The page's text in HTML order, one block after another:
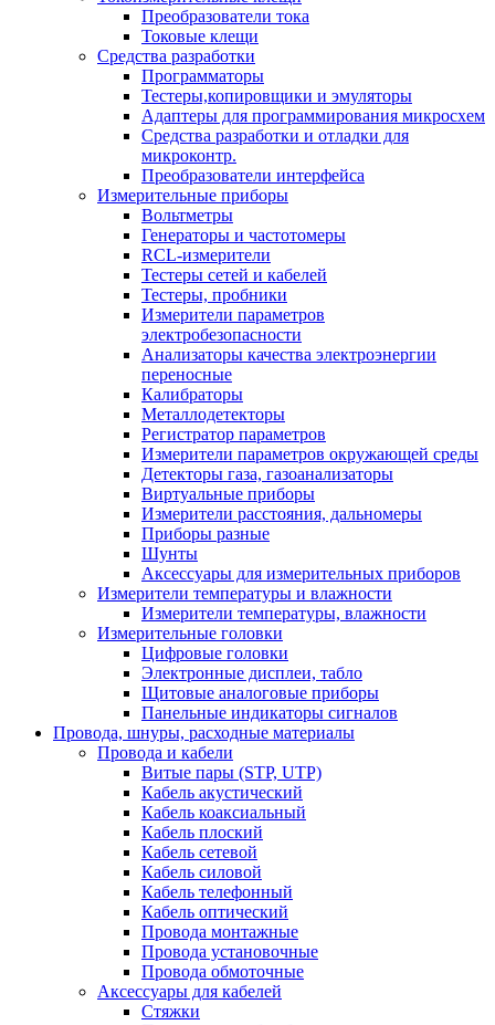
Преобразователи тока
Токовые клещи
Средства разработки
Программаторы
Тестеры,копировщики и эмуляторы
Адаптеры для программирования микросхем
Cредства разработки и отладки для
микроконтр.
Преобразователи интерфейса
Измерительные приборы
Вольтметры
Генераторы и частотомеры
RCL-измерители
Тестеры сетей и кабелей
Тестеры, пробники
Измерители параметров
электробезопасности
Анализаторы качества электроэнергии
переносные
Калибраторы
Металлодетекторы
Регистратор параметров
Измерители параметров окружающей среды
Детекторы газа, газоанализаторы
Виртуальные приборы
Измерители расстояния, дальномеры
Приборы разные
Шунты
Аксессуары для измерительных приборов
Измерители температуры и влажности
Измерители температуры, влажности
Измерительные головки
Цифровые головки
Электронные дисплеи, табло
Щитовые аналоговые приборы
Панельные индикаторы сигналов
Провода, шнуры, расходные материалы
Провода и кабели
Витые пары (STP, UTP)
Кабель акустический
Кабель коаксиальный
Кабель плоский
Кабель сетевой
Кабель силовой
Кабель телефонный
Кабель оптический
Провода монтажные
Провода установочные
Провода обмоточные
Аксессуары для кабелей
Стяжки